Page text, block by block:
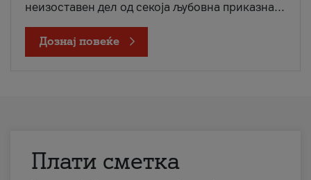
неизоставен дел од секоја љубовна приказна...
Дознај повеќе
Плати сметка